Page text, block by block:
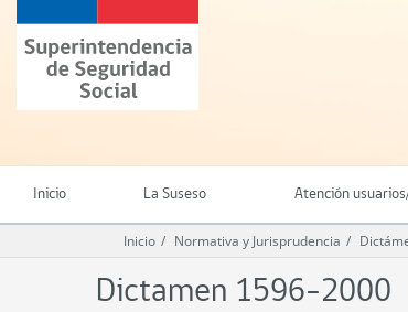
contenido
principal
Superintendencia
de
Seguridad
(SUSESO)
Chile
Inicio La Suseso Atención
Inicio Normativa y Jurisprudencia
Dictamen 1596-2000